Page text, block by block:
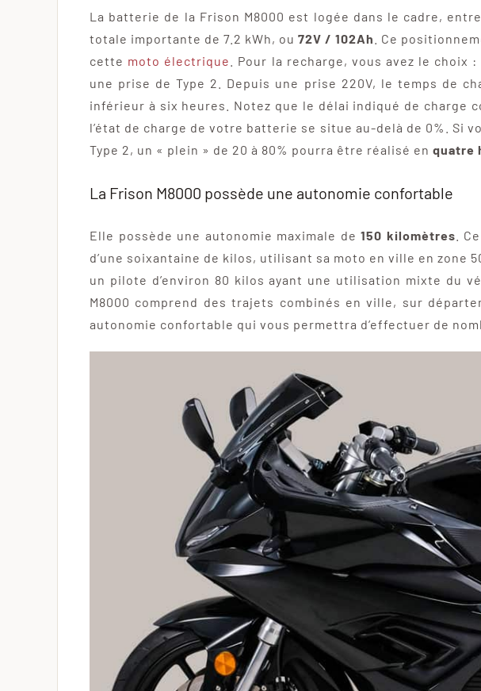
La batterie de la Frison M8000 est logée dans le cadre,
totale importante de 7.2 kWh, ou72V / 102Ah
. Ce
cette moto électrique
. Pour la recharge, vous avez le
une prise de Type 2. Depuis une prise 220V, le temps de
inférieur à six heures. Notez que le délai indiqué de charge
l’état de charge de votre batterie se situe au-delà de 0%. Si
Type 2, un « plein » de 20 à 80% pourra être réalisé en quatre
La Frison M8000 possède une autonomie confortable
Elle possède une autonomie maximale de150 kilomètres .
d’une soixantaine de kilos, utilisant sa moto en ville en zone
un pilote d’environ 80 kilos ayant une utilisation mixte du
M8000 comprend des trajets combinés en ville, sur
autonomie confortable qui vous permettra d’effectuer de